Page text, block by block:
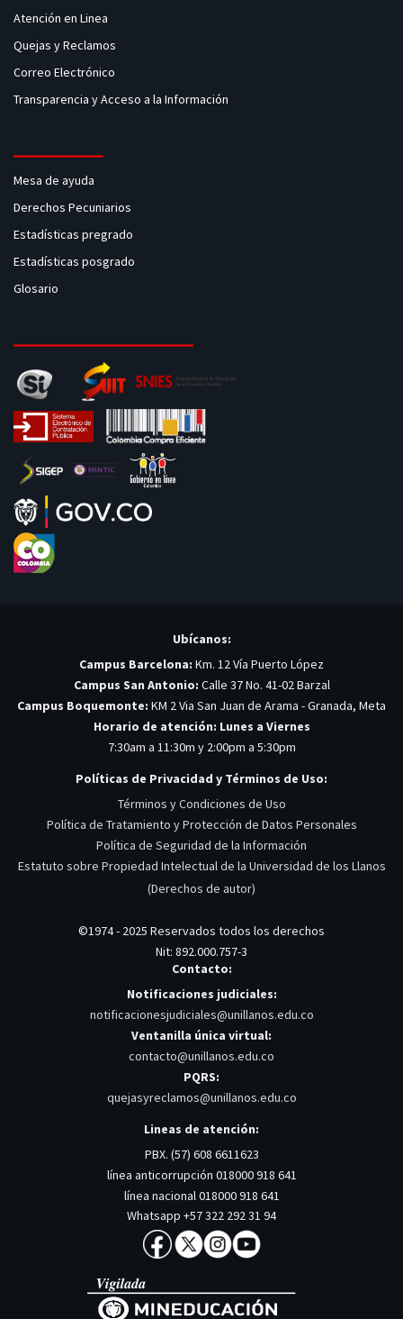
Atención en Linea
Quejas y Reclamos
Correo Electrónico
Transparencia y Acceso a la Información
Mesa de ayuda
Derechos Pecuniarios
Estadísticas pregrado
Estadísticas posgrado
Glosario
Ubícanos:
Campus Barcelona: Km. 12 Vía Puerto López
Campus San Antonio: Calle 37 No. 41-02 Barzal
Campus Boquemonte: KM 2 Via San Juan de Arama - Granada, Meta
Horario de atención: Lunes a Viernes
7:30am a 11:30m y 2:00pm a 5:30pm
Políticas de Privacidad y Términos de Uso:
Términos y Condiciones de Uso
Política de Tratamiento y Protección de Datos Personales
Política de Seguridad de la Información
Estatuto sobre Propiedad Intelectual de la Universidad de los Llanos
(Derechos de autor)
©1974 - 2025 Reservados todos los derechos
Nit: 892.000.757-3
Contacto:
Notificaciones judiciales:
notificacionesjudiciales@unillanos.edu.co
Ventanilla única virtual:
contacto@unillanos.edu.co
PQRS:
quejasyreclamos@unillanos.edu.co
Lineas de atención:
PBX. (57) 608 6611623
línea anticorrupción 018000 918 641
línea nacional 018000 918 641
Whatsapp +57 322 292 31 94